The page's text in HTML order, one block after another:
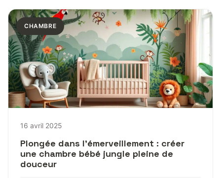
CHAMBRE
16 avril 2025
Plongée dans l’émerveillement : créer
une chambre bébé jungle pleine de
douceur